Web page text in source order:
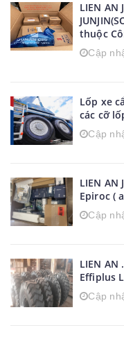
LIEN
thuộc
Cập
Lốp xe
các cỡ
Cập
LIEN
Epiroc (
Cập
LIEN AN
Effiplus
Cập